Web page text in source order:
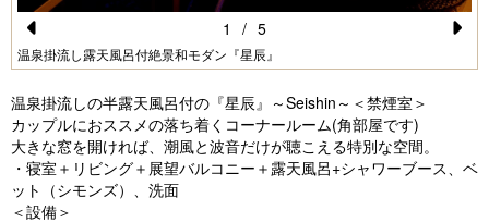
Pr
e
vi
o
u
温泉掛流し露天風呂付絶景和モダン『星辰』
1 / 5
温泉掛流しの半露天風呂付の『星辰』～Seishin～＜禁煙室＞
カップルにおススメの落ち着くコーナールーム(角部屋です)
大きな窓を開ければ、潮風と波音だけが聴こえる特別な空間。
・寝室＋リビング＋展望バルコニー＋露天風呂+シャワーブース、ベ
ット（シモンズ）、洗面
＜設備＞